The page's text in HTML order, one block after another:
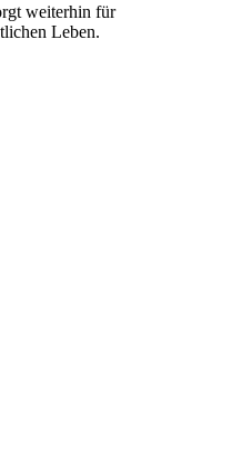
weiterhin für
Leben.